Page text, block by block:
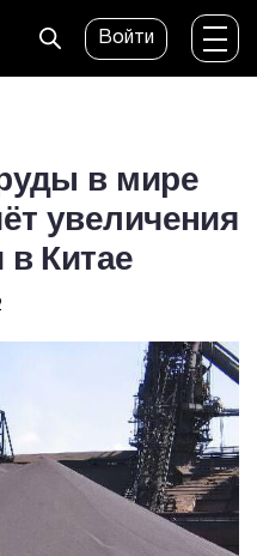
Войти
в мире
увеличения
Китае